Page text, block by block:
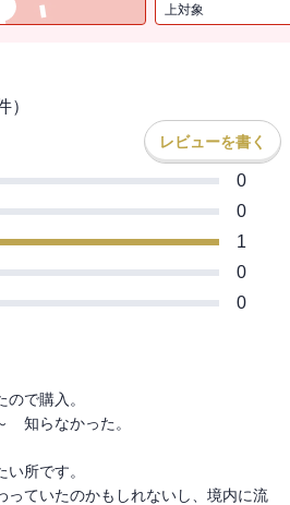
上対象
）
レビューを書く
0
0
1
0
0
で購入。
知らなかった。
所です。
っていたのかもしれないし、境内に流